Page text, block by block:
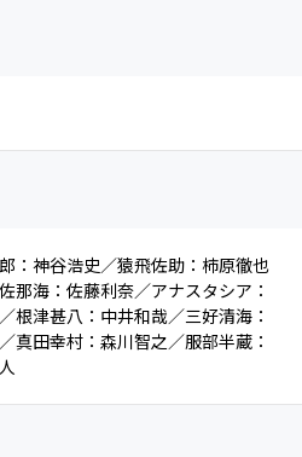
：神谷浩史／猿飛佐助：柿原徹也
那海：佐藤利奈／アナスタシア：
根津甚八：中井和哉／三好清海：
真田幸村：森川智之／服部半蔵：